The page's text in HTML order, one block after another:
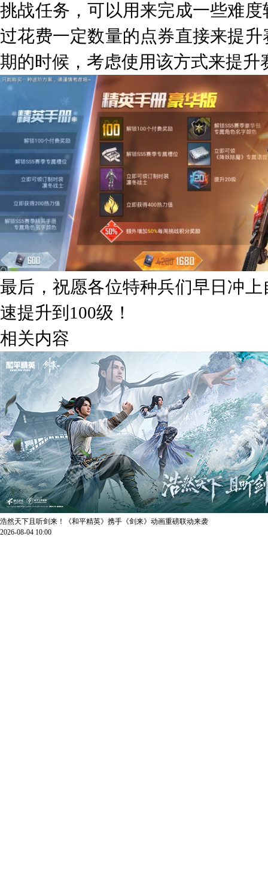
挑战任务，可以用来完成一些难
过花费一定数量的点券直接来提
期的时候，考虑使用该方式来提升
最后，祝愿各位特种兵们早日冲
速提升到100级！
相关内容
浩然天下且听剑来！《和平精英》携手《剑来》动画重磅联动来袭
2026-08-04 10:00